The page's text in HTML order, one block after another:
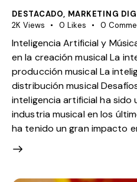
DESTACADO, MARKETING
2K Views 0 Likes 0
Inteligencia Artificial y
en la creación musical La
producción musical La
distribución musical
inteligencia artificial ha sido
industria musical en los
ha tenido un gran impacto